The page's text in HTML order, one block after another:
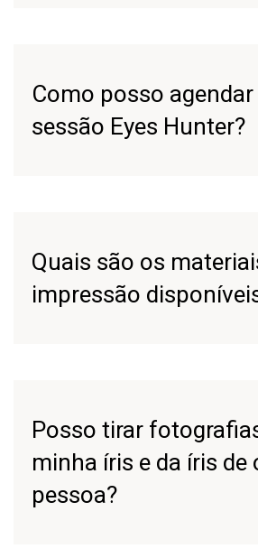
Como posso
sessão Eyes Hunter?
Quais são os
impressão
Posso tirar
minha íris e da íris de
pessoa?